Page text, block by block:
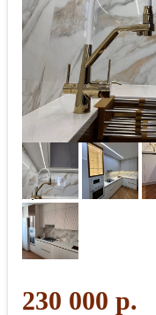
230 000 р.